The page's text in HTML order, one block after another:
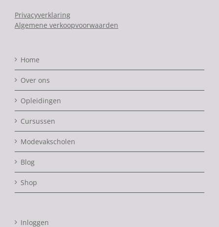
Privacyverklaring
Algemene verkoopvoorwaarden
Home
Over ons
Opleidingen
Cursussen
Modevakscholen
Blog
Shop
Inloggen